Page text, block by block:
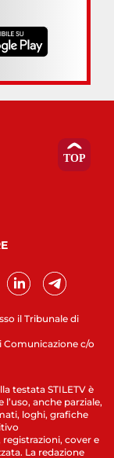
il Tribunale di
Comunicazione c/o
testata STILETV è
anche parziale,
loghi, grafiche
cover e
La redazione